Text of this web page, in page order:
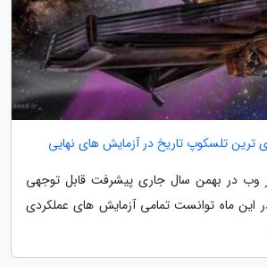
تلسکوپ تاریخ در آزمایش های نهایی
وب در بهمن سال جاری پیشرفت قابل توجهی
این ماه توانست تمامی آزمایش های عملکردی